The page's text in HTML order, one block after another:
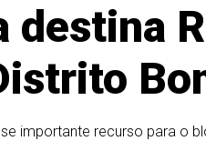
destina
importante recurso para o